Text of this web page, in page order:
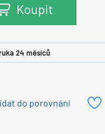
Koupit
24 měsíců
do porovnání